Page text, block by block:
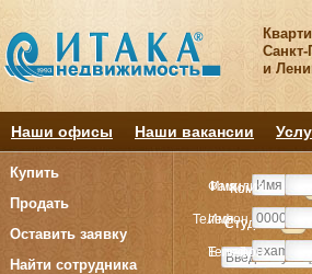
Санкт-
и
Наши офисы Наши вакансии
Купить
Продать
Оставить заявку
Найти сотрудника
Комнату
Студия
Комнату
Студия
Имя
Телефон
E-mail
Фамилия
Имя
Телефон